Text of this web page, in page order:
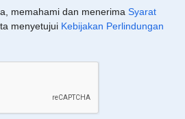
memahami dan menerima Syarat
menyetujui Kebijakan Perlindungan